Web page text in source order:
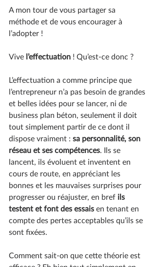
A mon tour de vous partager sa
méthode et de vous encourager à
l’adopter !
Vive l’effectuation ! Qu’est-ce donc ?
L’effectuation a comme principe que
l’entrepreneur n’a pas besoin de grandes
et belles idées pour se lancer, ni de
business plan béton, seulement il doit
tout simplement partir de ce dont il
dispose vraiment : sa personnalité, son
réseau et ses compétences. Ils se
lancent, ils évoluent et inventent en
cours de route, en appréciant les
bonnes et les mauvaises surprises pour
progresser ou réajuster, en bref ils
testent et font des essais en tenant en
compte des pertes acceptables qu’ils se
sont fixées.
Comment sait-on que cette théorie est